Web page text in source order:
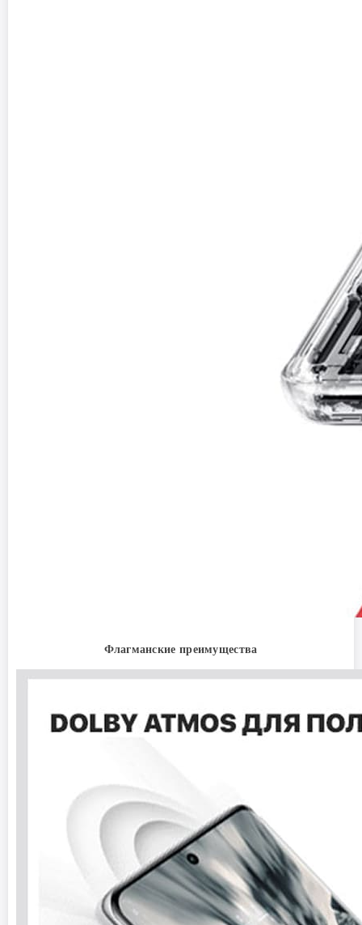
Флагманские преимущества